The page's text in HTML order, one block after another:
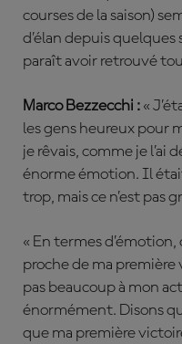
courses de la saison)
d’élan depuis quelques
paraît avoir retrouvé
Marco Bezzecchi : «
les gens heureux pour
je rêvais, comme je l’ai
énorme émotion. Il
trop, mais ce n’est pas
« En termes
proche de ma première
pas beaucoup à mon
énormément. Disons
que ma première